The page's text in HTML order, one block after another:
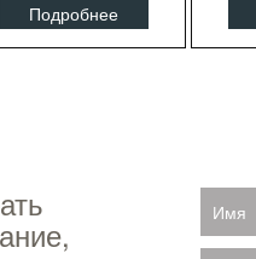
Подробнее
Имя